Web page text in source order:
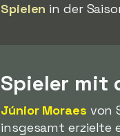
Spielen in der
Spieler mit
Júnior Moraes von
insgesamt erzielte